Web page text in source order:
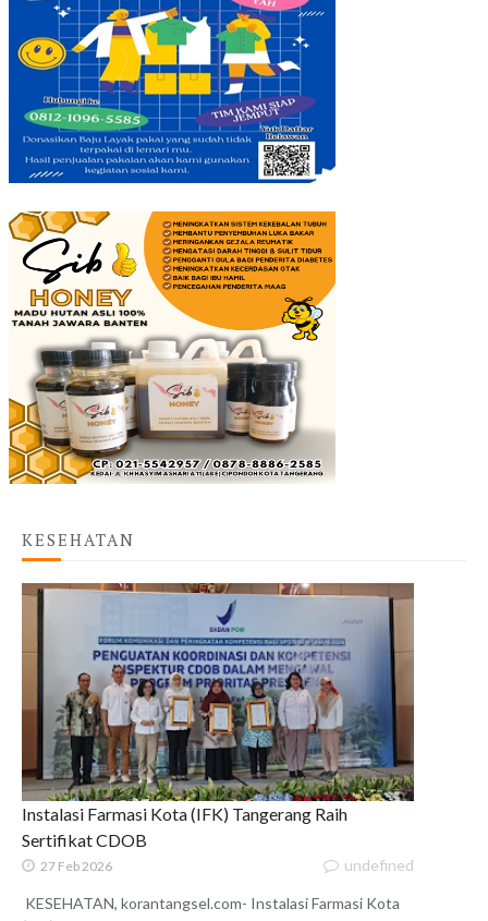
KESEHATAN
Instalasi Farmasi Kota (IFK) Tangerang Raih
Sertifikat CDOB
27 Feb 2026 undefined
KESEHATAN, korantangsel.com- Instalasi Farmasi Kota